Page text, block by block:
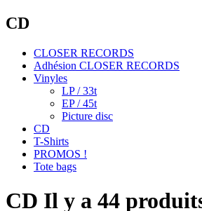
CD
CLOSER RECORDS
Adhésion CLOSER RECORDS
Vinyles
LP / 33t
EP / 45t
Picture disc
CD
T-Shirts
PROMOS !
Tote bags
CD Il y a 44